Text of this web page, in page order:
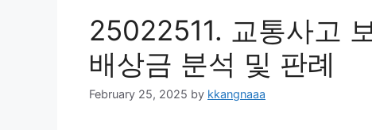
25022511. 교통사고
배상금 분석 및 판례
February 25, 2025 by kkangnaaa